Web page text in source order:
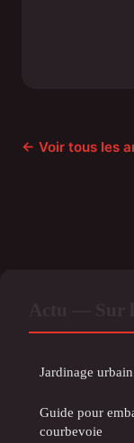
← Voir tous les
Jardinage
Guide pour
courbevoie